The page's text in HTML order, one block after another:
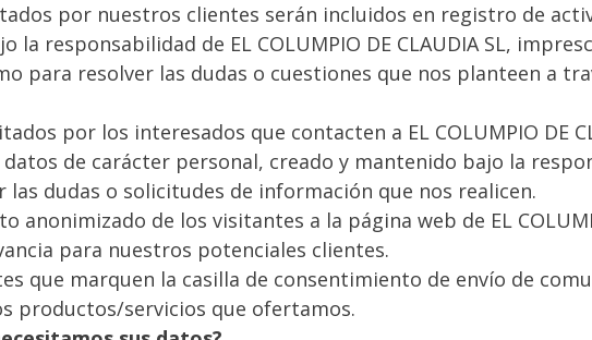
por nuestros clientes serán incluidos en registro de
responsabilidad de EL COLUMPIO DE CLAUDIA SL,
para resolver las dudas o cuestiones que nos planteen a
por los interesados que contacten a EL COLUMPIO DE
de carácter personal, creado y mantenido bajo la
las dudas o solicitudes de información que nos realicen.
anonimizado de los visitantes a la página web de EL
para nuestros potenciales clientes.
que marquen la casilla de consentimiento de envío de
productos/servicios que ofertamos.